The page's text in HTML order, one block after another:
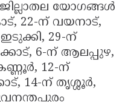
ജില്ലാതല യോഗങ്ങൾ
22-ന് വയനാട്,
29-ന്
6-ന് ആലപ്പുഴ,
12-ന്
14-ന് തൃശ്ശൂർ,